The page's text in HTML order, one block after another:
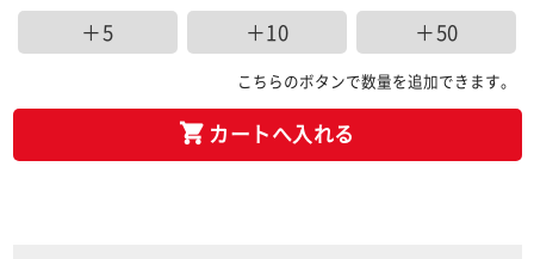
＋5 ＋10 ＋50
こちらのボタンで数量を追加できます。
カートへ入れる